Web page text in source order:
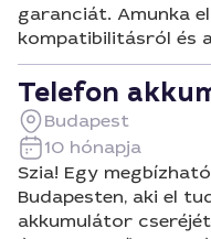
garanciát. Amunka
kompatibilitásról és
Telefon
Budapest
10 hónapja
Szia! Egy
Budapesten, aki el
akkumulátor